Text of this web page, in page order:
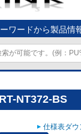
ワードから製品情
NT372-BS
仕様表ダ